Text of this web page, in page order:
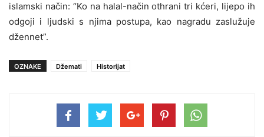
islamski način: “Ko na halal-način othrani tri kćeri, lijepo ih
odgoji i ljudski s njima postupa, kao nagradu zaslužuje
džennet”.
OZNAKE Džemati Historijat